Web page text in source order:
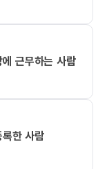
근무하는 사람
록한 사람